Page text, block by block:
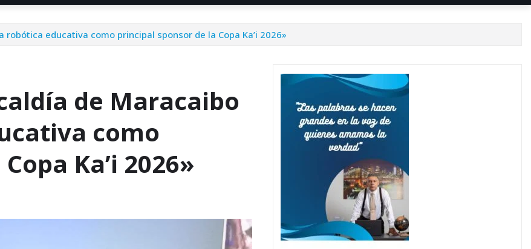
educativa como principal sponsor de la Copa Ka’i 2026»
de Maracaibo
como
Ka’i 2026»